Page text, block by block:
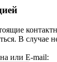
В случае
или E-mail: